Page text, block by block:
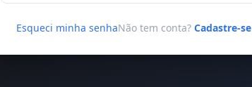
Esqueci minha senhaNão tem conta? Cadastre-se